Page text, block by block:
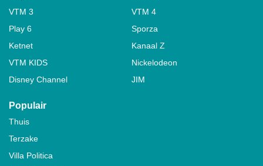
VTM 3
VTM 4
Play 6
Sporza
Ketnet
Kanaal Z
VTM KIDS
Nickelodeon
Disney Channel
JIM
Populair
Thuis
Terzake
Villa Politica